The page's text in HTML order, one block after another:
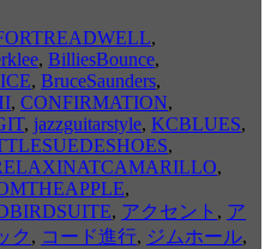
,
, BilliesBounce,
, BruceSaunders,
, CONFIRMATION,
, jazzguitarstyle, KCBLUES,
,
,
,
, アクセント , ア
ク , コード進行, ジムホール,